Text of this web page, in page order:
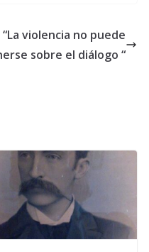
violencia no puede
sobre el diálogo “